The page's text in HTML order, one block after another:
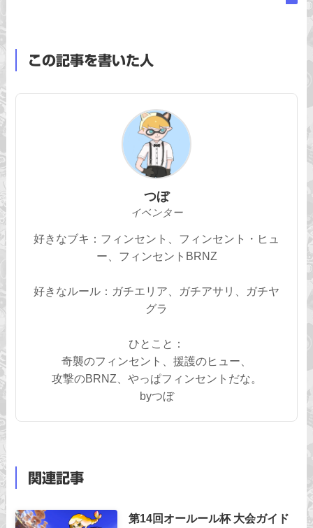
この記事を書いた人
つぼ
イベンター
好きなブキ：フィンセント、フィンセント・ヒュ
ー、フィンセントBRNZ
好きなルール：ガチエリア、ガチアサリ、ガチヤ
グラ
ひとこと：
奇襲のフィンセント、援護のヒュー、
攻撃のBRNZ、やっぱフィンセントだな。
byつぼ
関連記事
第14回オールール杯 大会ガイド